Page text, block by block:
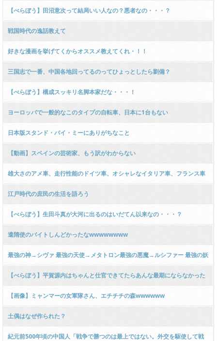
ンがある」
【べらぼう】田沼意次って結局いい人なの？悪者なの・・・？
戦国時代の逸話教えて
好きな漫画を挙げてくからオススメ教えてくれ・！！
三国志で一番、中国各地回ってるのってひょっとしたら劉備？
【べらぼう】構成スッキリ名脚本家だな・・・！
ヨーロッパで一般的なこのタイプの自転車、日本に1台もない
wwwwwwwwwwwwwwwwww
日本版スタンド・バイ・ミーにありがちなこと
【動画】スペインの芸術家、もう訳がわからない
雄大さのアメ車、走行性能のドイツ車、オシャレなイタリア車、フランス車
←コイツ
江戸時代の庶民の生活を語ろう
【べらぼう】生田斗真が大河に出るのはいだてん以来なの・・・？
遣隋使のバイトしんどかったなwwwwwwww
最強の神→シヴァ 最強の天使→メタトロン最強の悪魔→ルシファー 最強の妖
怪→
【べらぼう】平賀源内はちゃんと仕官できてたらあんな最期にならなかった
のにな・・・・
【画像】ミャンマーの女軍隊さん、エチチチの森wwwwww
土偶はなぜ作られた？
紀元前500年頃の中国人「戦争で勝つのは最上ではない。外交を駆使して戦